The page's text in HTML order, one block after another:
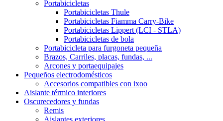
Portabicicletas
Portabicicletas Thule
Portabicicletas Fiamma Carry-Bike
Portabicicletas Lippert (LCI - STLA)
Portabicicletas de bola
Portabicicleta para furgoneta pequeña
Brazos, Carriles, placas, fundas, ...
Arcones y portaequipajes
Pequeños electrodomésticos
Accesorios compatibles con ixoo
Aislante térmico interiores
Oscurecedores y fundas
Remis
Aislantes exteriores